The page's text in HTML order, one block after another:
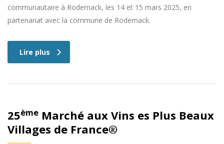
communautaire à Rodemack, les 14 et 15 mars 2025, en
partenariat avec la commune de Rodemack.
Lire plus
25ème Marché aux Vins es Plus Beaux
Villages de France®